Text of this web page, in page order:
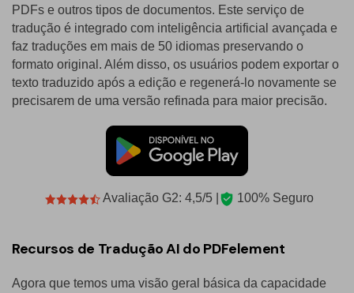
PDFs e outros tipos de documentos. Este serviço de
tradução é integrado com inteligência artificial avançada e
faz traduções em mais de 50 idiomas preservando o
formato original. Além disso, os usuários podem exportar o
texto traduzido após a edição e regenerá-lo novamente se
precisarem de uma versão refinada para maior precisão.
Avaliação G2: 4,5/5 | 100% Seguro
Recursos de Tradução AI do PDFelement
Agora que temos uma visão geral básica da capacidade